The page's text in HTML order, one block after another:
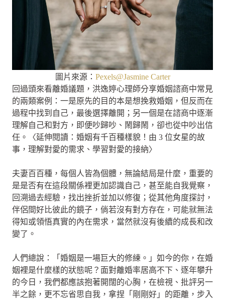
圖片來源： Pexels@Jasmine Carter
回過頭來看離婚議題，洪逸婷心理師分享婚姻諮商中常見
的兩類案例：一是原先的目的本是想挽救婚姻，但反而在
過程中找到自己，最後選擇離開；另一個是在諮商中逐漸
理解自己和對方，即便吵歸吵、鬧歸鬧，卻也從中吵出信
任。〈延伸閱讀：婚姻有千百種樣貌！由 3 位女星的故
事，理解對愛的需求、學習對愛的接納〉
夫妻百百種，每個人皆為個體，無論結局是什麼，重要的
是是否有在這段關係裡更加認識自己，甚至能自我覺察，
回溯過去經驗，找出挫折並加以修復；從其他角度探討，
伴侶間好比彼此的鏡子，倘若沒有對方存在，可能就無法
得知或領悟真實的內在需求，當然就沒有後續的成長和改
變了。
人們總說：「婚姻是一場巨大的修練。」如今的你，在婚
姻裡是什麼樣的狀態呢？面對離婚率居高不下、逐年攀升
的今日，我們都應該抱著開闊的心胸，在檢視、批評另一
半之餘，更不忘省思自我，拿捏「剛剛好」的距離，步入